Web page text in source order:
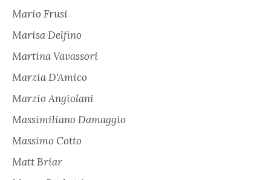
Mario Frusi
Marisa Delfino
Martina Vavassori
Marzia D'Amico
Marzio Angiolani
Massimiliano Damaggio
Massimo Cotto
Matt Briar